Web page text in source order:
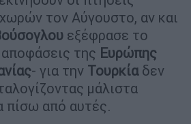
τον Αύγουστο, αν και
εξέφρασε το
της Ευρώπης
- για την Τουρκία δεν
μάλιστα
πίσω από αυτές.